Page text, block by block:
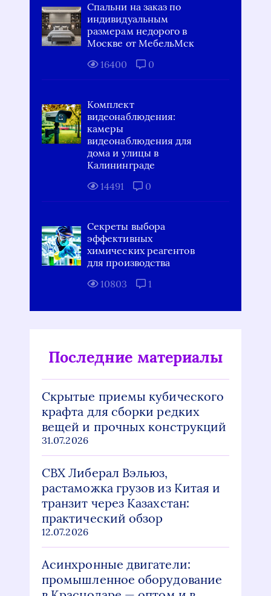
Спальни на заказ по
индивидуальным
размерам недорого в
Москве от МебельМск
16400
0
Комплект
видеонаблюдения:
камеры
видеонаблюдения для
дома и улицы в
Калининграде
14491
0
Секреты выбора
эффективных
химических реагентов
для производства
10803
1
Последние материалы
Скрытые приемы кубического
крафта для сборки редких
вещей и прочных конструкций
31.07.2026
СВХ Либерал Вэльюз,
растаможка грузов из Китая и
транзит через Казахстан:
практический обзор
12.07.2026
Асинхронные двигатели:
промышленное оборудование